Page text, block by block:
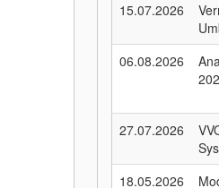
15.07.2026
06.08.2026
27.07.2026
18.05.2026